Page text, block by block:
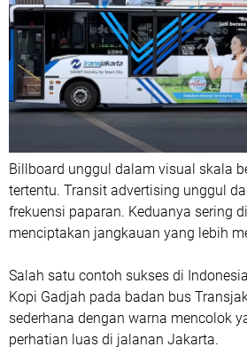
Billboard unggul dalam visual skala
tertentu. Transit advertising unggul
frekuensi paparan. Keduanya sering
menciptakan jangkauan yang lebih
Salah satu contoh sukses di
Kopi Gadjah pada badan bus
sederhana dengan warna mencolok
perhatian luas di jalanan Jakarta.